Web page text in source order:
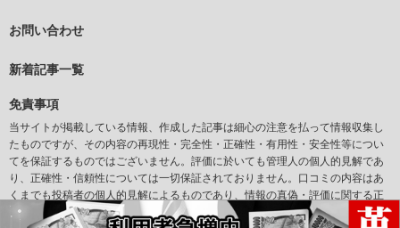
お問い合わせ
新着記事一覧
免責事項
当サイトが掲載している情報、作成した記事は細心の注意を払って情報収集し
たものですが、その内容の再現性・完全性・正確性・有用性・安全性等につい
てを保証するものではございません。評価に於いても管理人の個人的見解であ
り、正確性・信頼性については一切保証されておりません。口コミの内容はあ
くまでも投稿者の個人的見解によるものであり、情報の真偽・評価に関する正
確性については一切保証されておりません。また当サイトからリンクされてい